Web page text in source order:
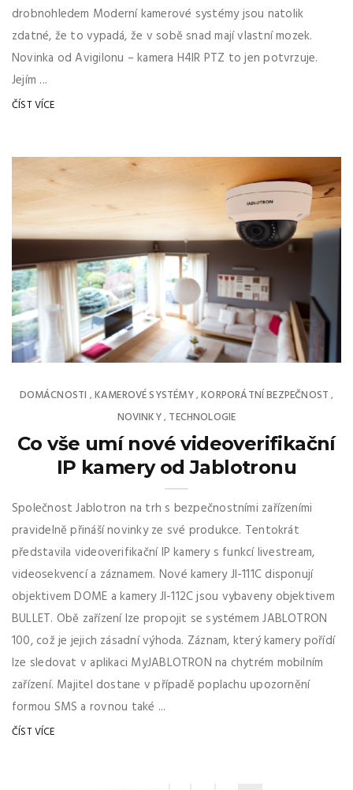
drobnohledem Moderní kamerové systémy jsou natolik
zdatné, že to vypadá, že v sobě snad mají vlastní mozek.
Novinka od Avigilonu – kamera H4IR PTZ to jen potvrzuje.
Jejím ...
ČÍST VÍCE
DOMÁCNOSTI ,KAMEROVÉ SYSTÉMY,KORPORÁTNÍ BEZPEČNOST ,
NOVINKY, TECHNOLOGIE
Co vše umí nové videoverifikační
IP kamery od Jablotronu
Společnost Jablotron na trh s bezpečnostními zařízeními
pravidelně přináší novinky ze své produkce. Tentokrát
představila videoverifikační IP kamery s funkcí livestream,
videosekvencí a záznamem. Nové kamery JI-111C disponují
objektivem DOME a kamery JI-112C jsou vybaveny objektivem
BULLET. Obě zařízení lze propojit se systémem JABLOTRON
100, což je jejich zásadní výhoda. Záznam, který kamery pořídí
lze sledovat v aplikaci MyJABLOTRON na chytrém mobilním
zařízení. Majitel dostane v případě poplachu upozornění
formou SMS a rovnou také ...
ČÍST VÍCE